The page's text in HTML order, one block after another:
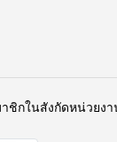
ชิกในสังกัดหน่วยง